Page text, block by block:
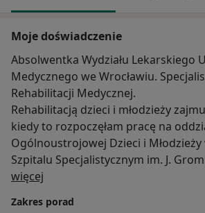
Moje doświadczenie
Absolwentka Wydziału Lekarskiego
Medycznego we Wrocławiu.
Rehabilitacji Medycznej.
Rehabilitacją dzieci i młodzieży
kiedy to rozpoczęłam pracę na
Ogólnoustrojowej Dzieci i
Szpitalu Specjalistycznym im. J.
Wrocławiu. Badam i kieruję na
wzmożonym napięciem mięśniowym,
więcej
Zakres porad